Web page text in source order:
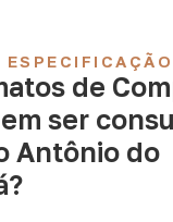
de
ser
Antônio do